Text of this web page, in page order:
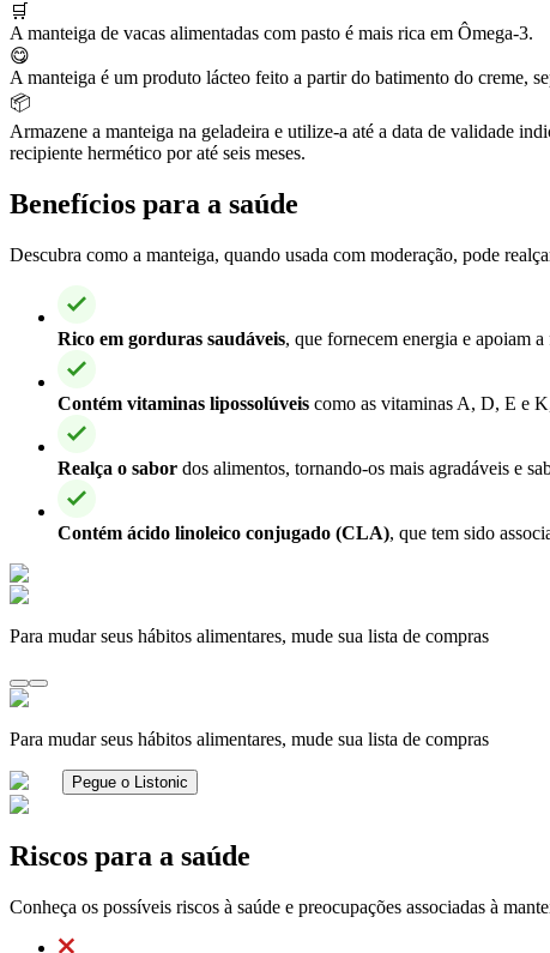
🛒
A manteiga de vacas alimentadas com pasto é mais rica em Ômega-3.
😋
A manteiga é um produto lácteo feito a partir do batimento do creme,
📦
Armazene a manteiga na geladeira e utilize-a até a data de validade
recipiente hermético por até seis meses.
Benefícios para a saúde
Descubra como a manteiga, quando usada com moderação, pode
Rico em gorduras saudáveis, que fornecem energia e apoiam
Contém vitaminas lipossolúveis como as vitaminas A, D, E e
Realça o sabor dos alimentos, tornando-os mais agradáveis e
Contém ácido linoleico conjugado (CLA), que tem sido
Para mudar seus hábitos alimentares, mude sua lista de compras
Para mudar seus hábitos alimentares, mude sua lista de compras
Pegue o Listonic
Riscos para a saúde
Conheça os possíveis riscos à saúde e preocupações associadas à